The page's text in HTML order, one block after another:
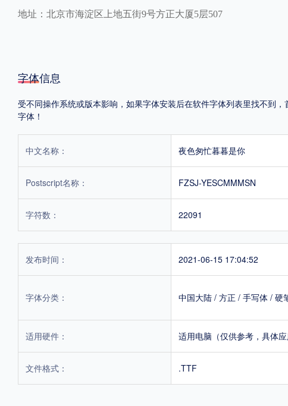
地址：北京市海淀区上地五街9号方正大厦5层507
字体信息
受不同操作系统或版本影响，如果字体安装后在软件字体列表里找不到
字体！
中文名称： 夜色匆忙暮暮是你
Postscript名称： FZSJ-YESCMMMSN
字符数： 22091
发布时间： 2021-06-15 17:04:52
字体分类： 中国大陆 / 方正 / 手写体 / 硬
适用硬件： 适用电脑（仅供参考，具体应
文件格式： .TTF